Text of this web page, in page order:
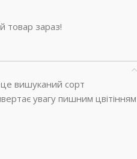
товар зараз!
вишуканий сорт
увагу пишним цвітінням